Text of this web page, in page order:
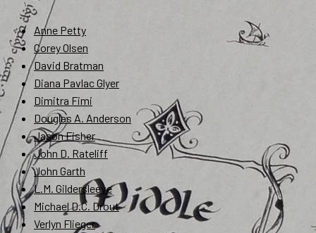
Anne Petty
Corey Olsen
David Bratman
Diana Pavlac Glyer
Dimitra Fimi
Douglas A. Anderson
Jason Fisher
John D. Rateliff
John Garth
L.M. Gildersleeve
Michael D.C. Drout
Verlyn Flieger